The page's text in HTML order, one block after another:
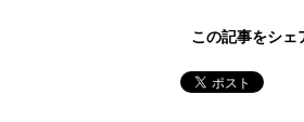
この記事をシェ